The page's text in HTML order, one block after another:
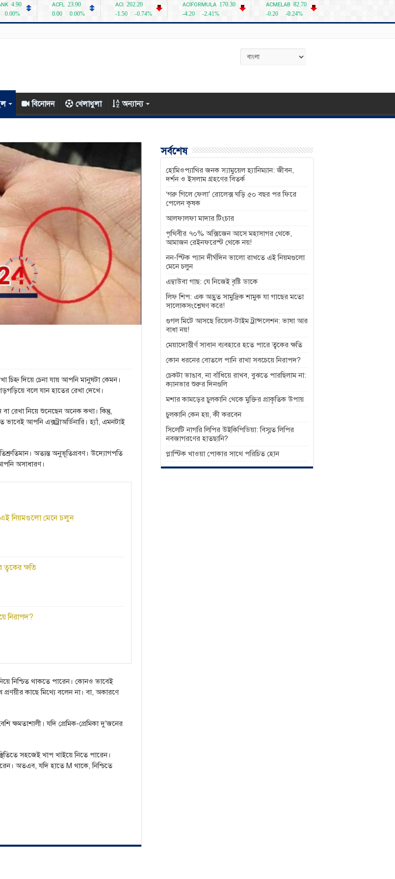
বিনোদন খেলাধুলা অন্যান্য
চিহ্ন দিয়ে চেনা যায় আপনি মানুষটা কেমন।
বলে যান হাতের রেখা দেখে।
রেখা নিয়ে শুনেছেন অনেক কথা। কিন্তু,
আপনি এক্সট্রাঅর্ডিনারি। হ্যাঁ, এমনটাই
অত্যন্ত অনুভূতিপ্রবণ। উদ্যোগপতি
অসাধারণ।
এই নিয়মগুলো মেনে চলুন
ত্বকের ক্ষতি
নিরাপদ?
নিশ্চিত থাকতে পারেন। কোনও ভাবেই
কাছে মিথ্যে বলেন না। বা, অকারণে
যদি প্রেমিক-প্রেমিকা দু’জনের
সহজেই খাপ খাইয়ে নিতে পারেন।
অতএব, যদি হাতে M থাকে, নিশ্চিতে
সর্বশেষ
হোমিওপ্যাথির জনক স্যামুয়েল হ্যানিম্যান: জীবন,
দর্শন ও ইসলাম গ্রহণের বিতর্ক
‘গরু গিলে ফেলা’ রোলেক্স ঘড়ি ৫০ বছর পর ফিরে
পেলেন কৃষক
আলফালফা মাদার টিংচার
পৃথিবীর ৭০% অক্সিজেন আসে মহাসাগর থেকে,
আমাজন রেইনফরেস্ট থেকে নয়!
নন-স্টিক প্যান দীর্ঘদিন ভালো রাখতে এই নিয়মগুলো
মেনে চলুন
এম্বাউবা গাছ: যে নিজেই বৃষ্টি ডাকে
লিফ শিপ: এক অদ্ভুত সামুদ্রিক শামুক যা গাছের মতো
সালোকসংশ্লেষণ করে!
গুগল মিটে আসছে রিয়েল-টাইম ট্রান্সলেশন: ভাষা আর
বাধা নয়!
মেয়াদোত্তীর্ণ সাবান ব্যবহারে হতে পারে ত্বকের ক্ষতি
কোন ধরনের বোতলে পানি রাখা সবচেয়ে নিরাপদ?
চেকটা ভাঙাব, না বাঁধিয়ে রাখব, বুঝতে পারছিলাম না:
ক্যানভার শুরুর দিনগুলি
মশার কামড়ের চুলকানি থেকে মুক্তির প্রাকৃতিক উপায়
চুলকানি কেন হয়, কী করবেন
সিলেটি নাগরি লিপির উইকিপিডিয়া: বিস্মৃত লিপির
নবজাগরণের হাতছানি?
প্লাস্টিক খাওয়া পোকার সাথে পরিচিত হোন